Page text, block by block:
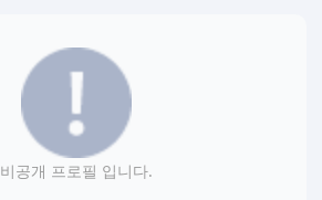
비공개 프로필 입니다.